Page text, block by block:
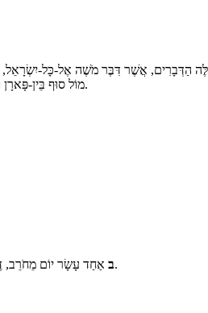
הַדְּבָרִים, אֲשֶׁר דִּבֶּר מֹשֶׁה אֶל-כָּל-יִשְׂרָאֵל,
מוֹל סוּף בֵּין-פָּארָן וּבֵין-תֹּפֶל, וְלָבָן וַחֲצֵרֹת--וְדִי זָהָב.
באַחַד עָשָׂר יוֹם מֵחֹרֵב, דֶּרֶךְ הַר-שֵׂעִיר, עַד, קָדֵשׁ בַּרְנֵעַ.